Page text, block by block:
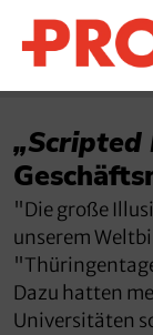
„Scripted
"Die große
unserem
Dazu hatten
Universitäten